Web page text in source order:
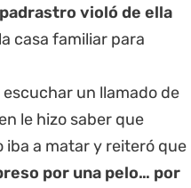
violó de ella
casa familiar para
un llamado de
le hizo saber que
iba a matar y reiteró que
por una pelo… por